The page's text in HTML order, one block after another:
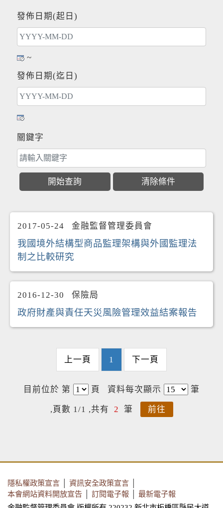
發佈日期(起日)
~
發佈日期(迄日)
關鍵字
2017-05-24 金融監督管理委員會
我國境外結構型商品監理架構與外國監理法
制之比較研究
2016-12-30 保險局
政府財產與責任天災風險管理效益結案報告
上一頁 1 下一頁
目前位於 第 頁 資料每次顯示 筆
,頁數 1/1 ,共有 2 筆 前往
隱私權政策宣言 資訊安全政策宣言
本會網站資料開放宣告
訂閱電子報
最新電子報